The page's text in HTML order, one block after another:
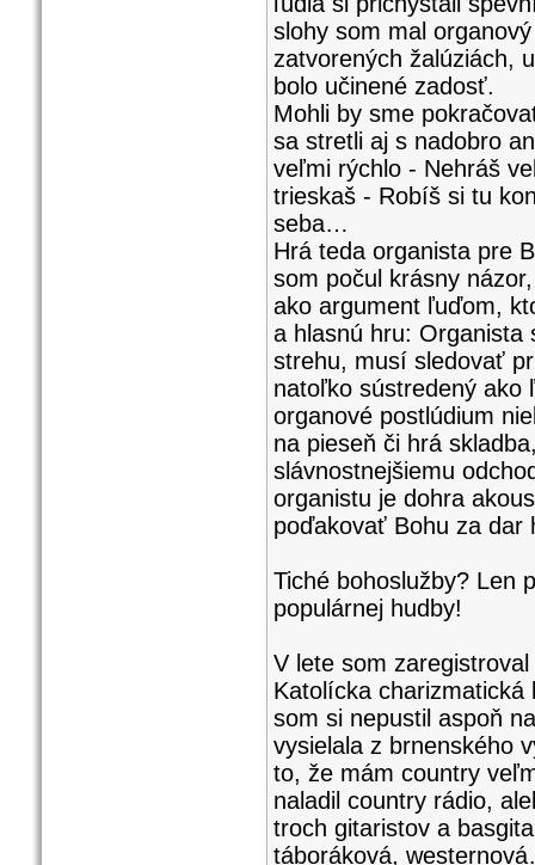
slohy som mal
zatvorených žalúziách,
bolo učinené zadosť.
Mohli by sme
sa stretli aj s nadobro
veľmi rýchlo - Nehráš
trieskaš - Robíš si tu
seba…
Hrá teda organista pre
som počul krásny
ako argument ľuďom,
a hlasnú hru: Organista
strehu, musí sledovať
natoľko sústredený ako
organové postlúdium
na pieseň či hrá
slávnostnejšiemu
organistu je dohra
poďakovať Bohu za dar
Tiché bohoslužby? Len
populárnej hudby!
V lete som
Katolícka charizmatická
som si nepustil aspoň
vysielala z brnenského
to, že mám country
naladil country rádio,
troch gitaristov a
táboráková,